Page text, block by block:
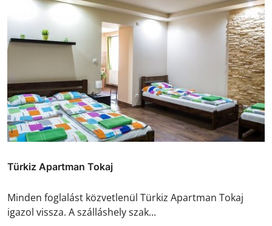
Türkiz Apartman Tokaj
Minden foglalást közvetlenül Türkiz Apartman Tokaj
igazol vissza. A szálláshely szak...